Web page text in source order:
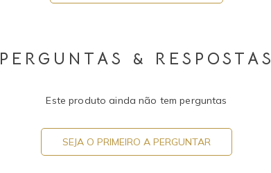
PERGUNTAS & RESPOSTAS
Este produto ainda não tem perguntas
SEJA O PRIMEIRO A PERGUNTAR